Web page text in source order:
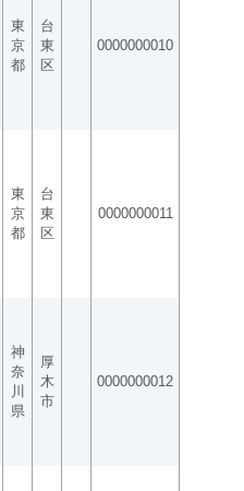
東
京
都
台
東
区
0000000010
東
京
都
台
東
区
0000000011
神
奈
川
県
厚
木
市
0000000012